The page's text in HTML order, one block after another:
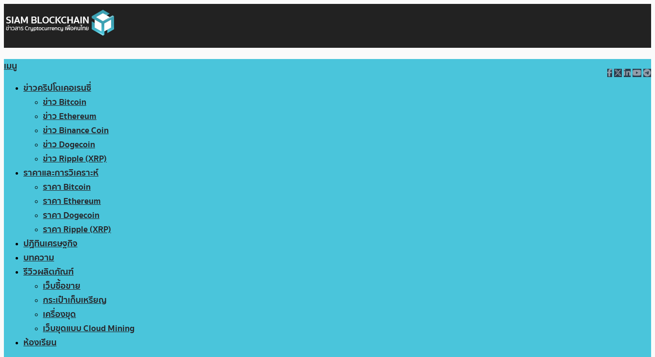
เมนู
ข่าวคริปโตเคอเรนซี่
ข่าว Bitcoin
ข่าว Ethereum
ข่าว Binance Coin
ข่าว Dogecoin
ข่าว Ripple (XRP)
ราคาและการวิเคราะห์
ราคา Bitcoin
ราคา Ethereum
ราคา Dogecoin
ราคา Ripple (XRP)
ปฏิทินเศรษฐกิจ
บทความ
รีวิวผลิตภัณฑ์
เว็บซื้อขาย
กระเป๋าเก็บเหรียญ
เครื่องขุด
เว็บขุดแบบ Cloud Mining
ห้องเรียน